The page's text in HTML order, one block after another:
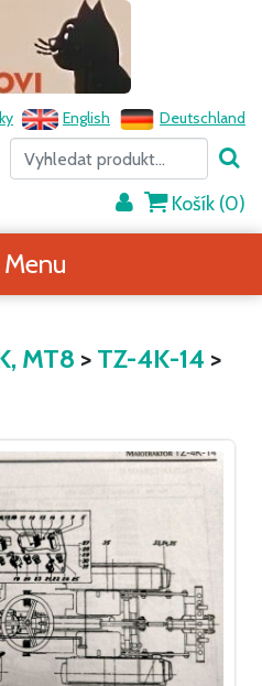
English Deutschland
Košík (0)
Menu
MT8 > TZ-4K-14 >